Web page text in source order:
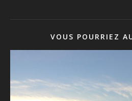
VOUS POURRIEZ